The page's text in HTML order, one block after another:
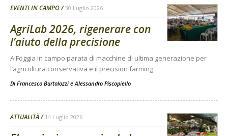
EVENTI IN CAMPO 30 Luglio 2026
AgriLab 2026, rigenerare con
l’aiuto della precisione
A Foggia in campo parata di macchine di ultima generazione per
l’agricoltura conservativa e il precision farming
Di Francesco Bartolozzi e Alessandro Piscopiello
ATTUALITÀ 14 Luglio 2026